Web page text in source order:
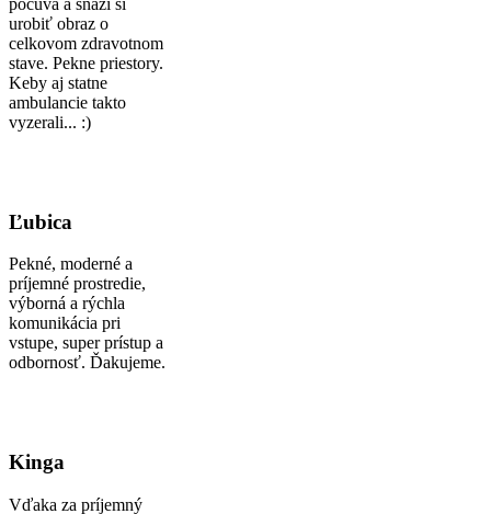
urobiť obraz o
celkovom zdravotnom
stave. Pekne priestory.
Keby aj statne
ambulancie takto
vyzerali... :)
Ľubica
Pekné, moderné a
príjemné prostredie,
výborná a rýchla
komunikácia pri
vstupe, super prístup a
odbornosť. Ďakujeme.
Kinga
Vďaka za príjemný